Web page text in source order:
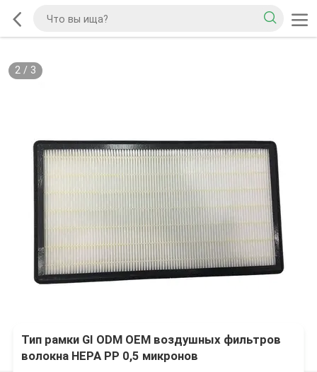
2/ 3
Тип рамки GI ODM OEM воздушных фильтров
волокна HEPA PP 0,5 микронов